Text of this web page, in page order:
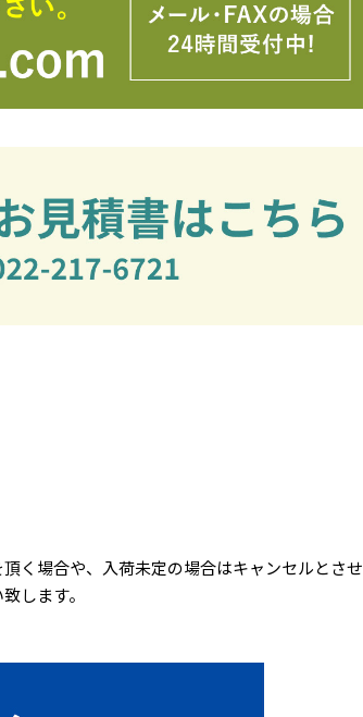
く場合や、入荷未定の場合はキャンセルとさせ
します。